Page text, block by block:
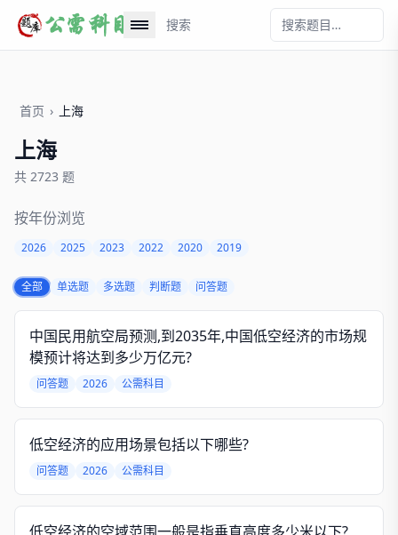
搜索
首页 › 上海
上海
共 2723 题
按年份浏览
2026 2025 2023 2022 2020 2019
全部 单选题 多选题 判断题 问答题
中国民用航空局预测,到2035年,中国低空经济的市场规
模预计将达到多少万亿元?
问答题 2026 公需科目
低空经济的应用场景包括以下哪些?
问答题 2026 公需科目